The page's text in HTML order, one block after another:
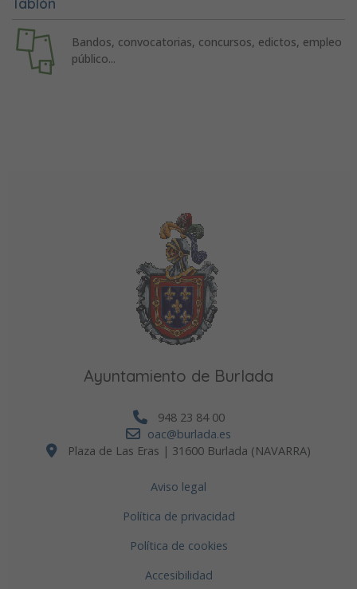
Bandos, convocatorias, concursos, edictos, empleo
público...
Ayuntamiento de Burlada
948 23 84 00
oac@burlada.es
Plaza de Las Eras | 31600 Burlada (NAVARRA)
Aviso legal
Política de privacidad
Política de cookies
Accesibilidad